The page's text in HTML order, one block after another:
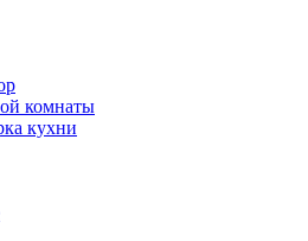
комнаты
кухни